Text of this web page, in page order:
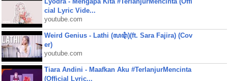
cial Lyric Vide...
youtube.com
Weird Genius - Lathi (ꦭꦛꦶ)(ft. Sara Fajira) (Cov
er)
youtube.com
Tiara Andini - Maafkan Aku #TerlanjurMencinta
(Official Lyric...